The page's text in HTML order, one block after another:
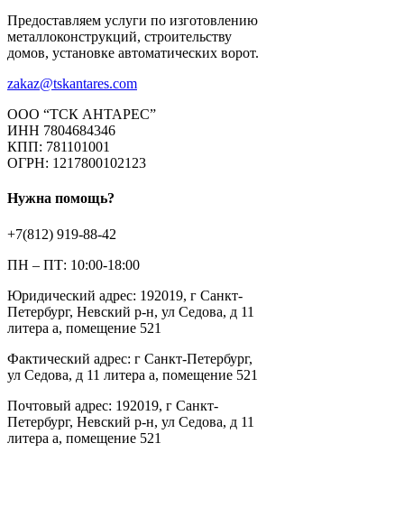
Предоставляем услуги по изготовлению
металлоконструкций, строительству
домов, установке автоматических ворот.
zakaz@tskantares.com
ООО “ТСК АНТАРЕС”
ИНН 7804684346
КПП: 781101001
ОГРН: 1217800102123
Нужна помощь?
+7(812) 919-88-42
ПН – ПТ: 10:00-18:00
Юридический адрес: 192019, г Санкт-
Петербург, Невский р-н, ул Седова, д 11
литера а, помещение 521
Фактический адрес: г Санкт-Петербург,
ул Седова, д 11 литера а, помещение 521
Почтовый адрес: 192019, г Санкт-
Петербург, Невский р-н, ул Седова, д 11
литера а, помещение 521